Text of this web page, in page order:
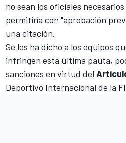
no sean los oficiales necesarios
permitiría con "aprobación
una citación.
Se les ha dicho a los equipos
infringen esta última pauta,
sanciones en virtud del
Deportivo Internacional de la